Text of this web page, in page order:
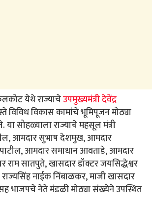
येथे राज्याचेउपमुख्यमंत्री देवेंद्र
विविध विकास कामांचे भूमिपूजन मोठ्या
या सोहळ्याला राज्याचे महसूल मंत्री
आमदार सुभाष देशमुख, आमदार
आमदार समाधान आवताडे, आमदार
राम सातपुते, खासदार डॉक्टर जयसिद्धेश्वर
राज्यसिंह नाईक निंबाळकर, माजी खासदार
भाजपचे नेते मंडळी मोठ्या संख्येने उपस्थित